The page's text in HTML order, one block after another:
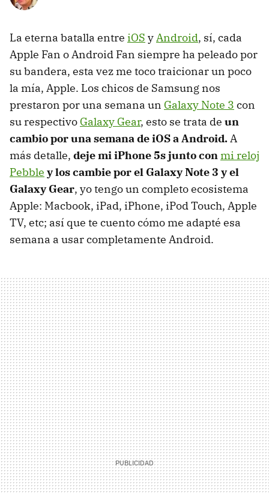
La eterna batalla entre iOS y Android, sí, cada
Apple Fan o Android Fan siempre ha peleado por
su bandera, esta vez me toco traicionar un poco
la mía, Apple. Los chicos de Samsung nos
prestaron por una semana un Galaxy Note 3 con
su respectivo Galaxy Gear, esto se trata de un
cambio por una semana de iOS a Android. A
más detalle, deje mi iPhone 5s junto con mi reloj
Pebble y los cambie por el Galaxy Note 3 y el
Galaxy Gear, yo tengo un completo ecosistema
Apple: Macbook, iPad, iPhone, iPod Touch, Apple
TV, etc; así que te cuento cómo me adapté esa
semana a usar completamente Android.